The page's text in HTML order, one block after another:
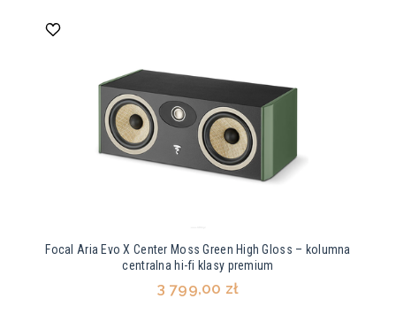
Focal Aria Evo X Center Moss Green High Gloss – kolumna
centralna hi-fi klasy premium
3 799,00 zł